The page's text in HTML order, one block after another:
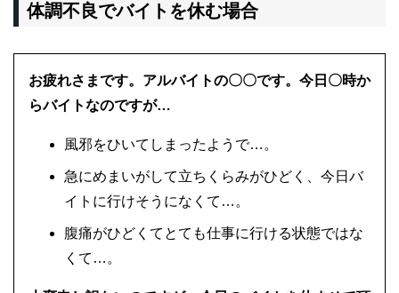
体調不良でバイトを休む場合
お疲れさまです。アルバイトの〇〇です。今日〇時か
らバイトなのですが…
風邪をひいてしまったようで…。
急にめまいがして立ちくらみがひどく、今日バ
イトに行けそうになくて…。
腹痛がひどくてとても仕事に行ける状態ではな
くて…。